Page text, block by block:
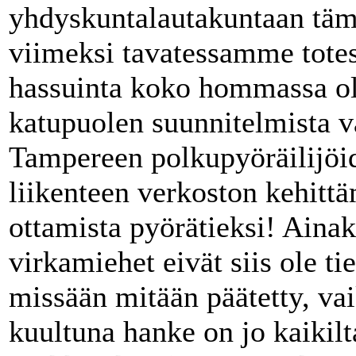
yhdyskuntalautakuntaan
viimeksi tavatessamme
hassuinta koko hommassa
katupuolen suunnitelmista
Tampereen
liikenteen verkoston
ottamista pyörätieksi!
virkamiehet eivät siis ole
missään mitään päätetty,
kuultuna hanke on jo